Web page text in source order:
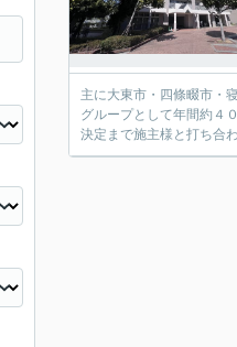
主に大東市・四條畷市・
グループとして年間約４
決定まで施主様と打ち合